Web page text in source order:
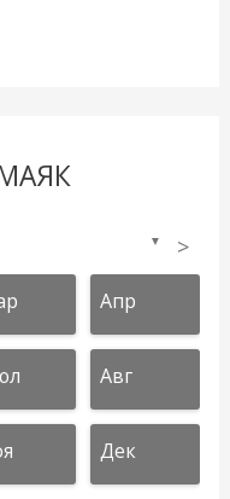
▼ >
Апр
Авг
Дек